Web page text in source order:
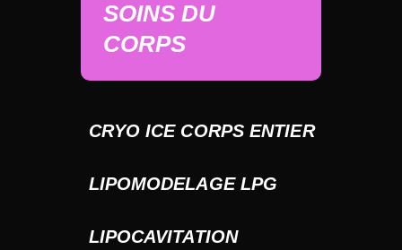
SOINS DU
CORPS
CRYO ICE CORPS ENTIER
LIPOMODELAGE LPG
LIPOCAVITATION